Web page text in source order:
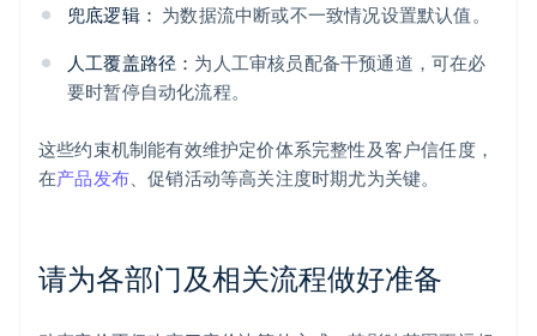
兜底逻辑： 为数据流中断或不一致情况设置默认值。
人工覆盖路径： 为人工审核员配备干预通道，可在必
要时暂停自动化流程。
这些约束机制能有效维护定价体系完整性及客户信任度，
在产品发布、促销活动等高关注度时期尤为关键。
请为各部门及相关流程做好准备